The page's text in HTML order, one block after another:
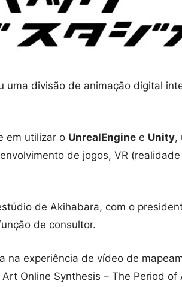
uma divisão de animação digital
em utilizar o UnrealEngine e Unity,
de jogos, VR
de Akihabara, com o
de consultor.
na experiência de vídeo de
Online Synthesis – The Period of